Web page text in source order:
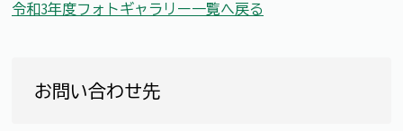
令和3年度フォトギャラリー一覧へ戻る
お問い合わせ先